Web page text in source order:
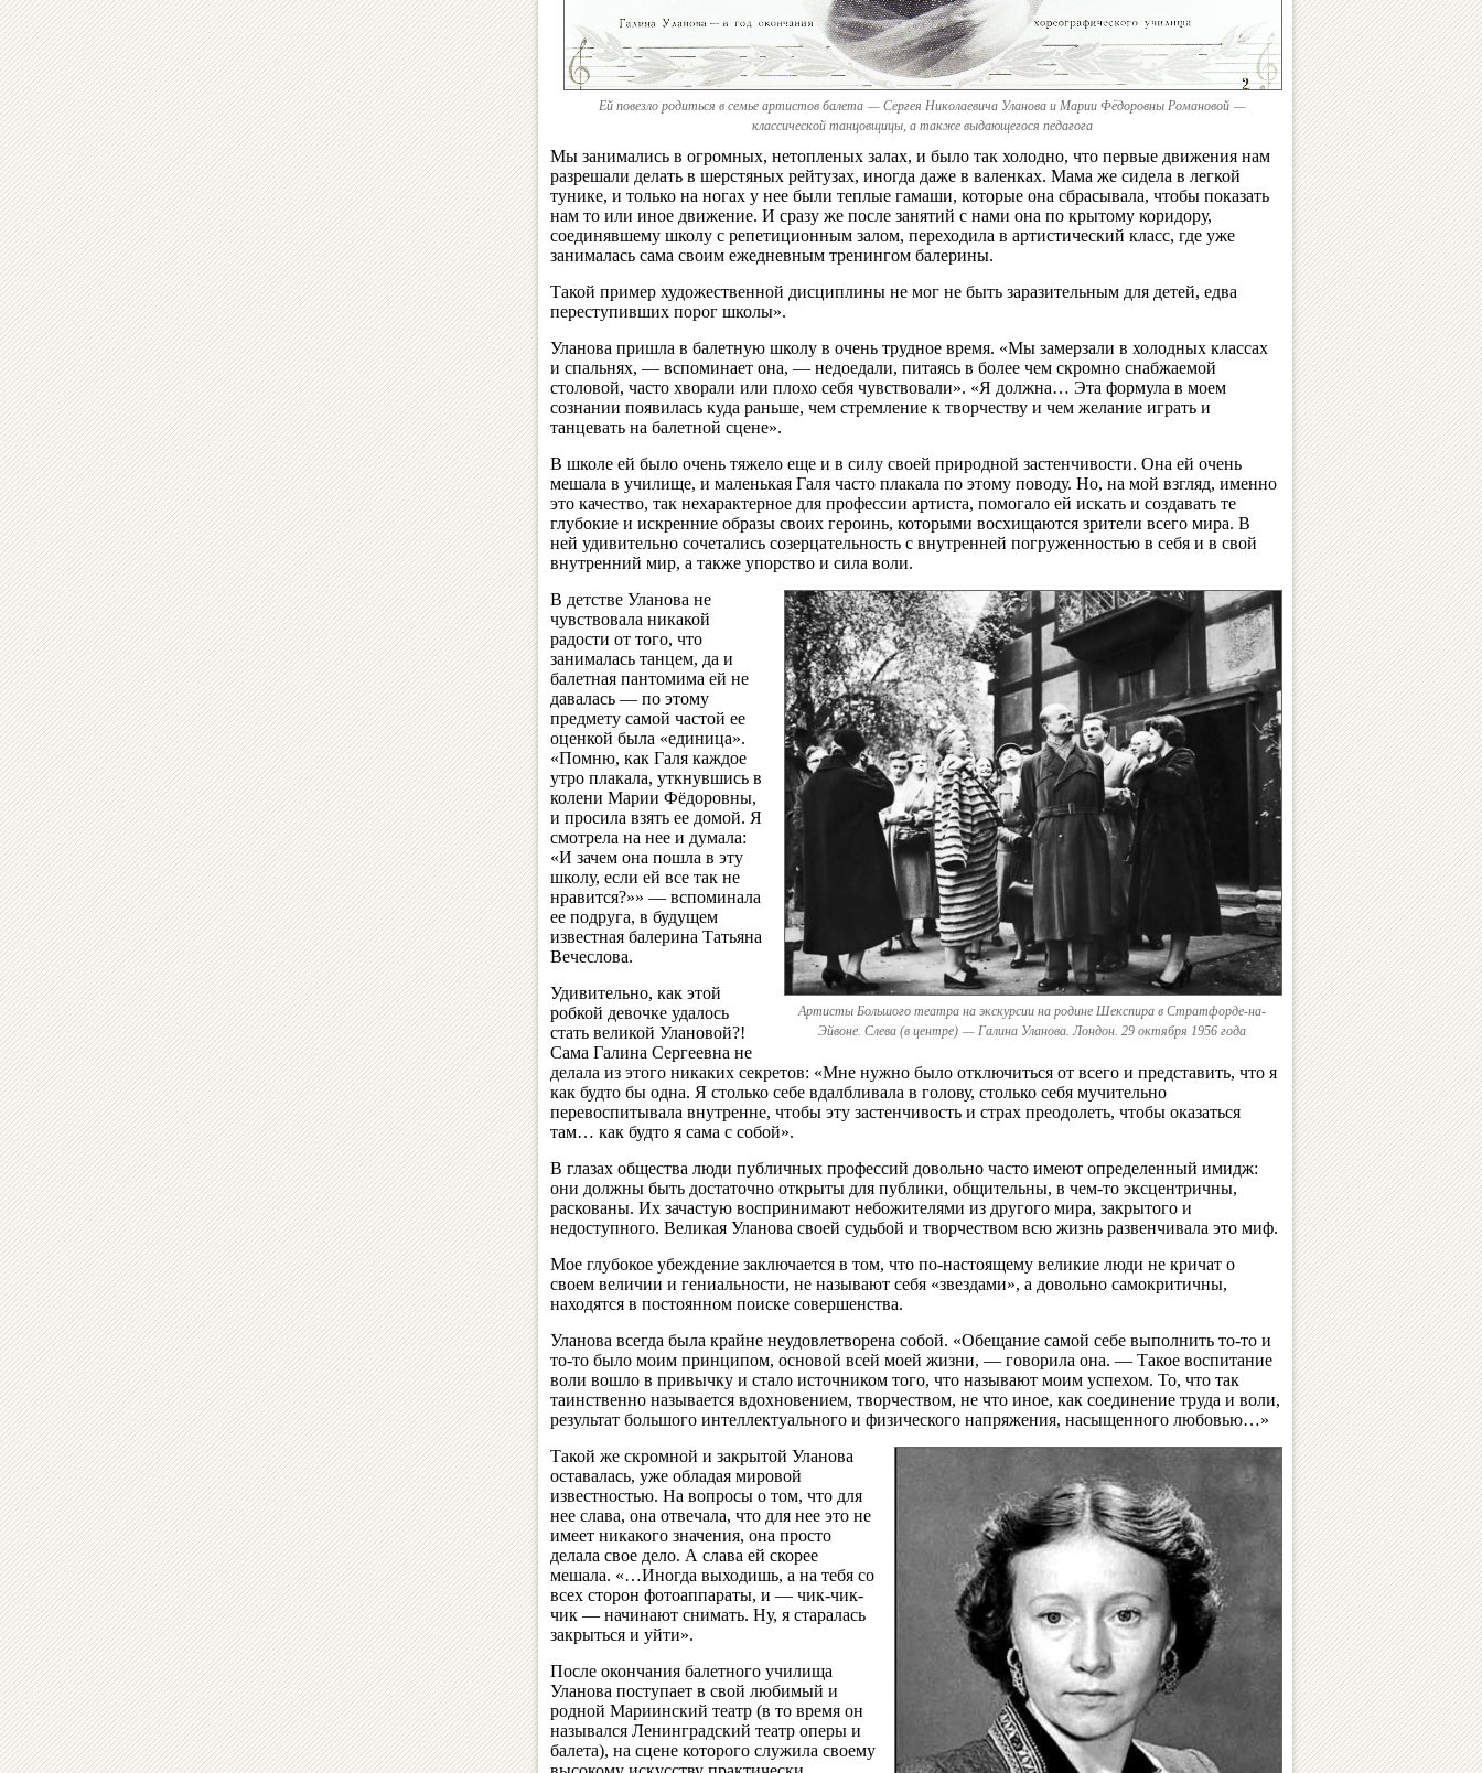
Ей повезло родиться в семье артистов балета — Сергея Николаевича Уланова и Марии Фёдоровны Романовой —
классической танцовщицы, а также выдающегося педагога
Мы занимались в огромных, нетопленых залах, и было так холодно, что первые движения нам
разрешали делать в шерстяных рейтузах, иногда даже в валенках. Мама же сидела в легкой
тунике, и только на ногах у нее были теплые гамаши, которые она сбрасывала, чтобы показать
нам то или иное движение. И сразу же после занятий с нами она по крытому коридору,
соединявшему школу с репетиционным залом, переходила в артистический класс, где уже
занималась сама своим ежедневным тренингом балерины.
Такой пример художественной дисциплины не мог не быть заразительным для детей, едва
переступивших порог школы».
Уланова пришла в балетную школу в очень трудное время. «Мы замерзали в холодных классах
и спальнях, — вспоминает она, — недоедали, питаясь в более чем скромно снабжаемой
столовой, часто хворали или плохо себя чувствовали». «Я должна… Эта формула в моем
сознании появилась куда раньше, чем стремление к творчеству и чем желание играть и
танцевать на балетной сцене».
В школе ей было очень тяжело еще и в силу своей природной застенчивости. Она ей очень
мешала в училище, и маленькая Галя часто плакала по этому поводу. Но, на мой взгляд, именно
это качество, так нехарактерное для профессии артиста, помогало ей искать и создавать те
глубокие и искренние образы своих героинь, которыми восхищаются зрители всего мира. В
ней удивительно сочетались созерцательность с внутренней погруженностью в себя и в свой
внутренний мир, а также упорство и сила воли.
Артисты Большого театра на экскурсии на родине Шекспира в Стратфорде-на-
Эйвоне. Слева (в центре) — Галина Уланова. Лондон. 29 октября 1956 года
В детстве Уланова не
чувствовала никакой
радости от того, что
занималась танцем, да и
балетная пантомима ей не
давалась — по этому
предмету самой частой ее
оценкой была «единица».
«Помню, как Галя каждое
утро плакала, уткнувшись в
колени Марии Фёдоровны,
и просила взять ее домой. Я
смотрела на нее и думала:
«И зачем она пошла в эту
школу, если ей все так не
нравится?»» — вспоминала
ее подруга, в будущем
известная балерина Татьяна
Вечеслова.
Удивительно, как этой
робкой девочке удалось
стать великой Улановой?!
Сама Галина Сергеевна не
делала из этого никаких секретов: «Мне нужно было отключиться от всего и представить, что я
как будто бы одна. Я столько себе вдалбливала в голову, столько себя мучительно
перевоспитывала внутренне, чтобы эту застенчивость и страх преодолеть, чтобы оказаться
там… как будто я сама с собой».
В глазах общества люди публичных профессий довольно часто имеют определенный имидж:
они должны быть достаточно открыты для публики, общительны, в чем-то эксцентричны,
раскованы. Их зачастую воспринимают небожителями из другого мира, закрытого и
недоступного. Великая Уланова своей судьбой и творчеством всю жизнь развенчивала это миф.
Мое глубокое убеждение заключается в том, что по-настоящему великие люди не кричат о
своем величии и гениальности, не называют себя «звездами», а довольно самокритичны,
находятся в постоянном поиске совершенства.
Уланова всегда была крайне неудовлетворена собой. «Обещание самой себе выполнить то-то и
то-то было моим принципом, основой всей моей жизни, — говорила она. — Такое воспитание
воли вошло в привычку и стало источником того, что называют моим успехом. То, что так
таинственно называется вдохновением, творчеством, не что иное, как соединение труда и воли,
результат большого интеллектуального и физического напряжения, насыщенного любовью…»
Такой же скромной и закрытой Уланова
оставалась, уже обладая мировой
известностью. На вопросы о том, что для
нее слава, она отвечала, что для нее это не
имеет никакого значения, она просто
делала свое дело. А слава ей скорее
мешала. «…Иногда выходишь, а на тебя со
всех сторон фотоаппараты, и — чик-чик-
чик — начинают снимать. Ну, я старалась
закрыться и уйти».
После окончания балетного училища
Уланова поступает в свой любимый и
родной Мариинский театр (в то время он
назывался Ленинградский театр оперы и
балета), на сцене которого служила своему